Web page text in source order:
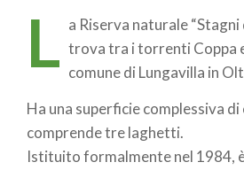
L a Riserva naturale “Stagni
trova tra i torrenti Coppa
comune di Lungavilla in
Ha una superficie complessiva di
comprende tre laghetti.
Istituito formalmente nel 1984,